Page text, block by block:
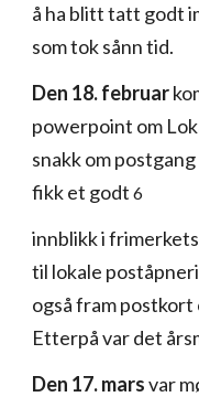
å ha blitt tatt godt
som tok sånn tid.
Den 18. februar
powerpoint om
snakk om
fikk et godt6
innblikk i
til lokale
også fram
Etterpå var det
Den 17. marsvar